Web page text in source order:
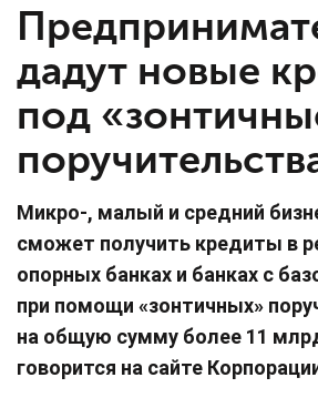
дадут новые
под
Микро-, малый и средний
сможет получить кредиты в
опорных банках и банках с
при помощи «зонтичных»
на общую сумму более 11
говорится на сайте